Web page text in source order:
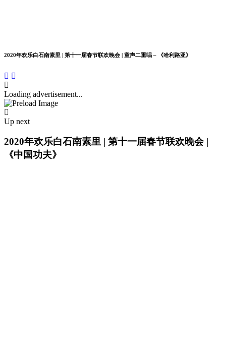
2020年欢乐白石南素里 | 第十一届春节联欢晚会 | 童声二重唱 – 《哈利路亚》
Loading advertisement...
Up next
2020年欢乐白石南素里 | 第十一届春节联欢晚会 |
《中国功夫》